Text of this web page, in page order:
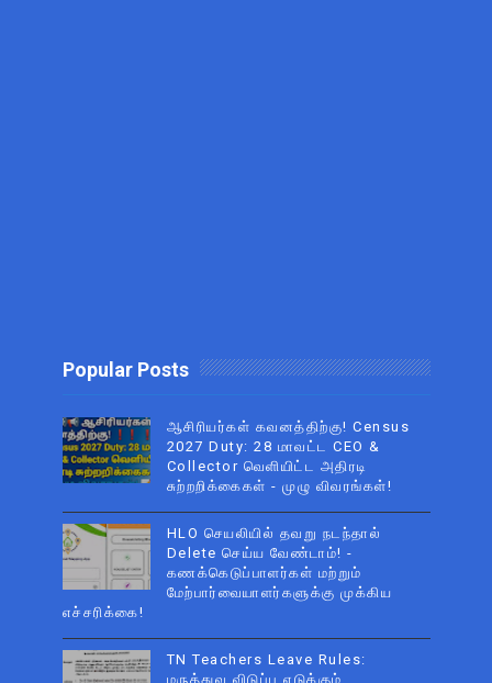
Popular Posts
ஆசிரியர்கள் கவனத்திற்கு! Census
2027 Duty: 28 மாவட்ட CEO &
Collector வெளியிட்ட அதிரடி
சுற்றறிக்கைகள் - முழு விவரங்கள்!
HLO செயலியில் தவறு நடந்தால்
Delete செய்ய வேண்டாம்! -
கணக்கெடுப்பாளர்கள் மற்றும்
மேற்பார்வையாளர்களுக்கு முக்கிய
எச்சரிக்கை!
TN Teachers Leave Rules:
மருத்துவ விடுப்பு எடுக்கும்